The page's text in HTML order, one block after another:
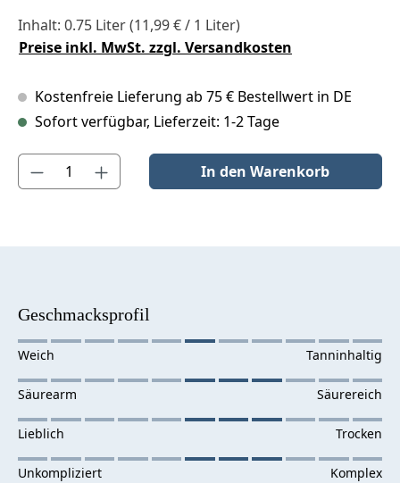
Inhalt: 0.75 Liter(11,99 € / 1 Liter)
Preise inkl. MwSt. zzgl. Versandkosten
Kostenfreie Lieferung ab 75 € Bestellwert in DE
Sofort verfügbar, Lieferzeit: 1-2 Tage
Produkt Anzahl: Gib den gewünschten Wert ein oder benutze
In den Warenkorb
Geschmacksprofil